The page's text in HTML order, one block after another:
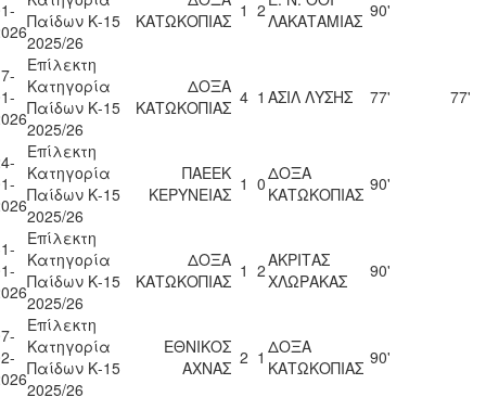
Παίδων Κ-15
2025/26
ΚΑΤΩΚΟΠΙΑΣ 1 2ΛΑΚΑΤΑΜΙΑΣ 90'
Επίλεκτη
Κατηγορία
Παίδων Κ-15
2025/26
ΔΟΞΑ
ΚΑΤΩΚΟΠΙΑΣ 4 1 ΑΣΙΛ ΛΥΣΗΣ 77' 77'
Επίλεκτη
Κατηγορία
Παίδων Κ-15
2025/26
ΠΑΕΕΚ
ΚΕΡΥΝΕΙΑΣ 1 0ΔΟΞΑ
ΚΑΤΩΚΟΠΙΑΣ 90'
Επίλεκτη
Κατηγορία
Παίδων Κ-15
2025/26
ΔΟΞΑ
ΚΑΤΩΚΟΠΙΑΣ 1 2ΑΚΡΙΤΑΣ
ΧΛΩΡΑΚΑΣ
90'
Επίλεκτη
Κατηγορία
Παίδων Κ-15
2025/26
ΕΘΝΙΚΟΣ
ΑΧΝΑΣ 2 1 ΔΟΞΑ
ΚΑΤΩΚΟΠΙΑΣ 90'